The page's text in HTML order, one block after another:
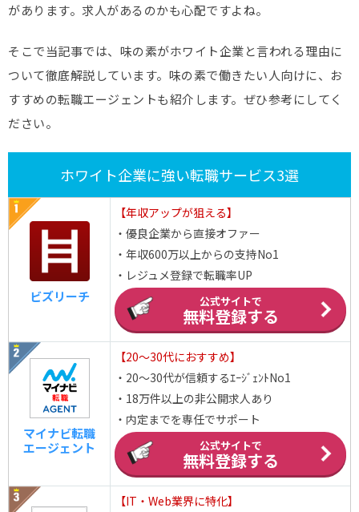
があります。求人があるのかも心配ですよね。
そこで当記事では、味の素がホワイト企業と言われる理由に
ついて徹底解説しています。味の素で働きたい人向けに、お
すすめの転職エージェントも紹介します。ぜひ参考にしてく
ださい。
ホワイト企業に強い転職サービス3選
ビズリーチ
【年収アップが狙える】
・優良企業から直接オファー
・年収600万以上からの支持No1
・レジュメ登録で転職率UP
公式サイトで
無料登録する
マイナビ転職
エージェント
【20～30代におすすめ】
・20～30代が信頼するｴｰｼﾞｪﾝﾄNo1
・18万件以上の非公開求人あり
・内定までを専任でサポート
公式サイトで
無料登録する
【IT・Web業界に特化】